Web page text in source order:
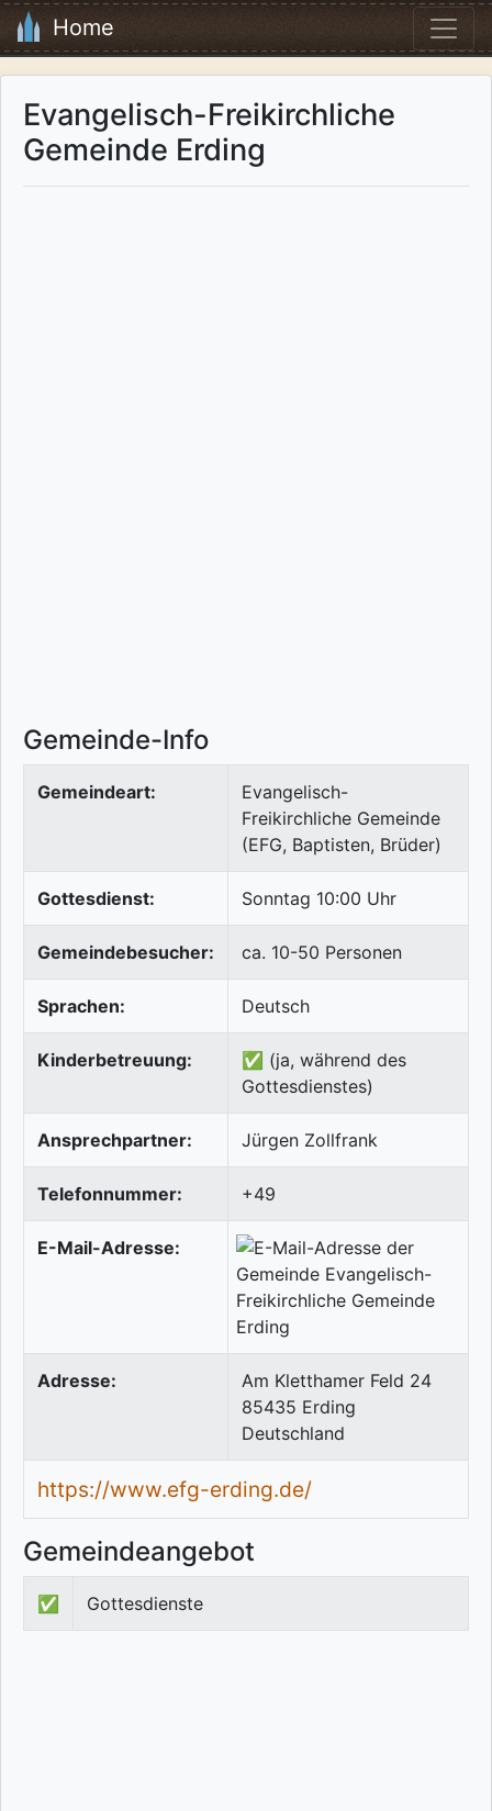
Home
Evangelisch-Freikirchliche
Gemeinde Erding
Gemeinde-Info
Gemeindeart:
Evangelisch-
Freikirchliche Gemeinde
(EFG, Baptisten, Brüder)
Gottesdienst: Sonntag 10:00 Uhr
Gemeindebesucher: ca. 10-50 Personen
Sprachen: Deutsch
Kinderbetreuung:
✅ (ja, während des
Gottesdienstes)
Ansprechpartner: Jürgen Zollfrank
Telefonnummer: +49
E-Mail-Adresse:
Adresse:
Am Kletthamer Feld 24
85435 Erding
Deutschland
https://www.efg-erding.de/
Gemeindeangebot
✅ Gottesdienste